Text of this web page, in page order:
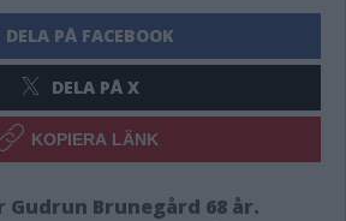
DELA PÅ FACEBOOK
DELA PÅ X
KOPIERA LÄNK
Brunegård 68 år.